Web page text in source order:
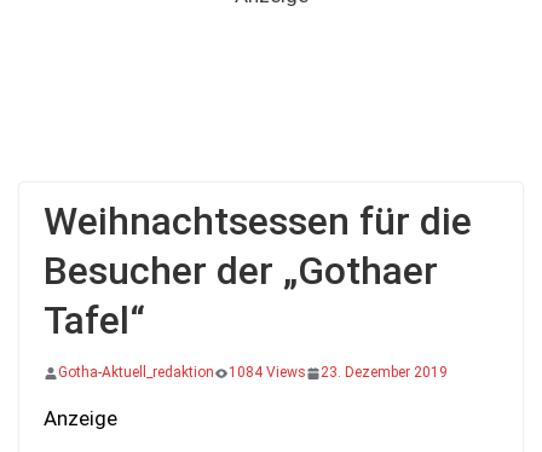
Weihnachtsessen für die
Besucher der „Gothaer
Tafel“
Gotha-Aktuell_redaktion 1084 Views 23. Dezember 2019
Anzeige